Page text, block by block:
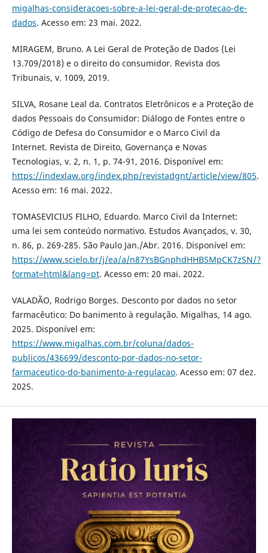
migalhas-consideracoes-sobre-a-lei-geral-de-protecao-de-
dados. Acesso em: 23 mai. 2022.
MIRAGEM, Bruno. A Lei Geral de Proteção de Dados (Lei
13.709/2018) e o direito do consumidor. Revista dos
Tribunais, v. 1009, 2019.
SILVA, Rosane Leal da. Contratos Eletrônicos e a Proteção de
dados Pessoais do Consumidor: Diálogo de Fontes entre o
Código de Defesa do Consumidor e o Marco Civil da
Internet. Revista de Direito, Governança e Novas
Tecnologias, v. 2, n. 1, p. 74-91, 2016. Disponível em:
https://indexlaw.org/index.php/revistadgnt/article/view/805.
Acesso em: 16 mai. 2022.
TOMASEVICIUS FILHO, Eduardo. Marco Civil da Internet:
uma lei sem conteúdo normativo. Estudos Avançados, v. 30,
n. 86, p. 269-285. São Paulo Jan./Abr. 2016. Disponível em:
https://www.scielo.br/j/ea/a/n87YsBGnphdHHBSMpCK7zSN/?
format=html&lang=pt. Acesso em: 20 mai. 2022.
VALADÃO, Rodrigo Borges. Desconto por dados no setor
farmacêutico: Do banimento à regulação. Migalhas, 14 ago.
2025. Disponível em:
https://www.migalhas.com.br/coluna/dados-
publicos/436699/desconto-por-dados-no-setor-
farmaceutico-do-banimento-a-regulacao. Acesso em: 07 dez.
2025.